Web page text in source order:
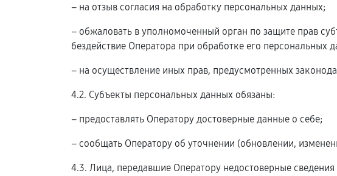
– на отзыв согласия на обработку персональных данных;
– обжаловать в уполномоченный орган по защите прав
бездействие Оператора при обработке его персональных
– на осуществление иных прав, предусмотренных
4.2. Субъекты персональных данных обязаны:
– предоставлять Оператору достоверные данные о себе;
– сообщать Оператору об уточнении (обновлении,
4.3. Лица, передавшие Оператору недостоверные